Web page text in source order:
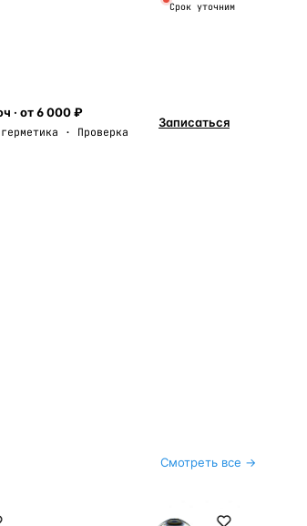
Срок уточним
· от 6 000 ₽
· Проверка
Записаться
Смотреть все →